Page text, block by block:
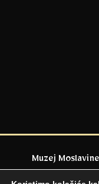
Muzej